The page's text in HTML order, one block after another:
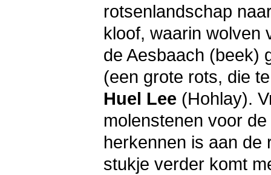
rotsenlandschap
kloof, waarin wolven
de Aesbaach (beek)
(een grote rots, die
Huel Lee (Hohlay).
molenstenen voor
herkennen is aan de
stukje verder komt